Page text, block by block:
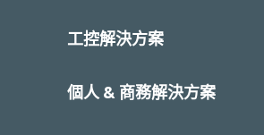
工控解決方案
個人 & 商務解決方案